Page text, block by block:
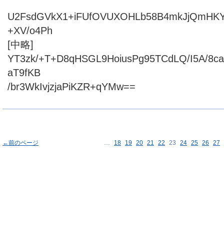
+XV/o4Ph
[中略]
YT3zk/+T+D8qHSGL9HoiusPg95TCdLQ/I5A/
aT9fKB
/br3WkIvjzjaPiKZR+qYMw==
←前のページ … 18 19 20 21 22 23 24 25 26 27